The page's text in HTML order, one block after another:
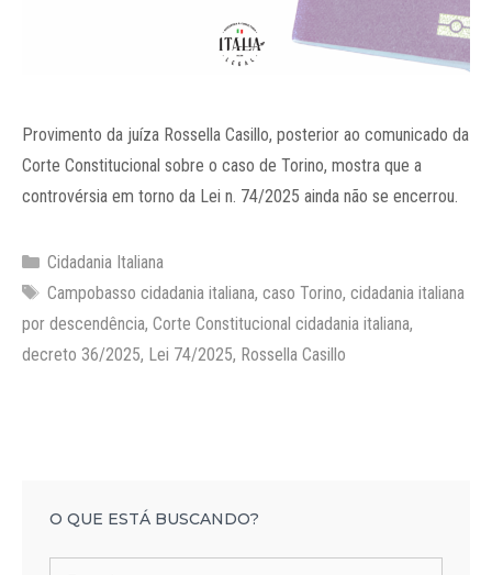
Provimento da juíza Rossella Casillo, posterior ao comunicado da
Corte Constitucional sobre o caso de Torino, mostra que a
controvérsia em torno da Lei n. 74/2025 ainda não se encerrou.
Categorias
Cidadania Italiana
Tags
Campobasso cidadania italiana, caso Torino, cidadania italiana
por descendência, Corte Constitucional cidadania italiana,
decreto 36/2025, Lei 74/2025, Rossella Casillo
O QUE ESTÁ BUSCANDO?